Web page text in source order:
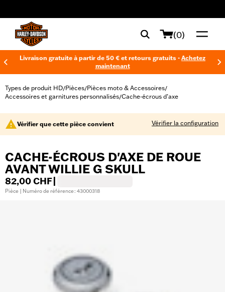
(0)
Livraison gratuite à partir de 50 € et retours gratuits - Achetez
maintenant
Types de produit HD/Pièces/Pièces moto & Accessoires/
Accessoires et garnitures personnalisés/Cache-écrous d’axe
Vérifier que cette pièce convient Vérifier la configuration
CACHE-ÉCROUS D'AXE DE ROUE
AVANT WILLIE G SKULL
82,00 CHF
Pièce | Numéro de référence : 43000318